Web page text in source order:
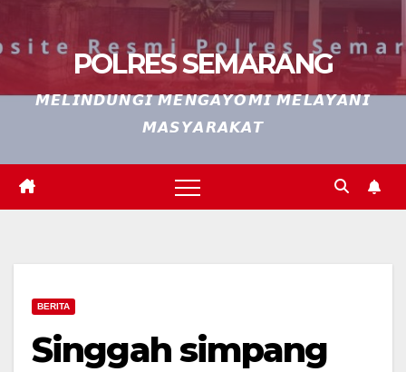
POLRES SEMARANG
𝙈𝙀𝙇𝙄𝙉𝘿𝙐𝙉𝙂𝙄 𝙈𝙀𝙉𝙂𝘼𝙔𝙊𝙈𝙄 𝙈𝙀𝙇𝘼𝙔𝘼𝙉𝙄
𝙈𝘼𝙎𝙔𝘼𝙍𝘼𝙆𝘼𝙏
BERITA
Singgah simpang